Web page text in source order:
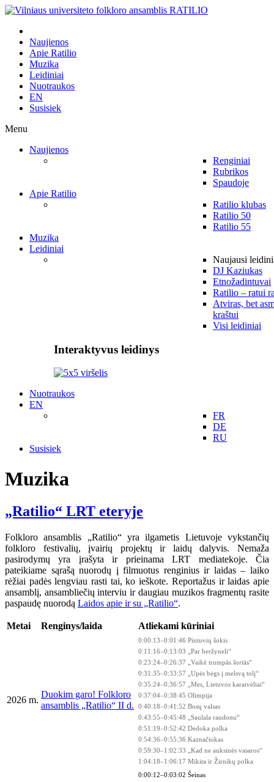
Naujienos
Apie Ratilio
Muzika
Leidiniai
Nuotraukos
EN
Susisiek
Menu
Naujienos
Renginiai
Rubrikos
Spaudoje
Apie Ratilio
Ratilio klubas
Ratilio 50
Ratilio 55
Muzika
Leidiniai
Naujausi
DJ Kaziukas
Etnožadintuvai
Ratilio – ratui
Atviras, bet
kraštui
Visi leidiniai
Interaktyvus leidinys
Nuotraukos
EN
FR
DE
RU
Susisiek
Muzika
„Ratilio“ LRT eteryje
Folkloro ansamblis „Ratilio“ yra ilgametis Lietuvoje vykstančių
folkloro festivalių, įvairių projektų ir laidų dalyvis. Nemaža
pasirodymų yra įrašyta ir prieinama LRT mediatekoje. Čia
pateikiame sąrašą nuorodų į filmuotus renginius ir laidas – laiko
rėžiai padės lengviau rasti tai, ko ieškote. Reportažus ir laidas apie
ansamblį, ansambliečių interviu ir daugiau muzikos fragmentų rasite
paspaudę nuorodą Laidos apie ir su „Ratilio“.
Metai Renginys/laida Atliekami kūriniai
2026 m.
Duokim garo! Folkloro
ansamblis „Ratilio“ II d.
0:00:13–0:01:46 Pintuvių šokis
0:11:16–0:13:03 „Par beržyneli“
0:23:24–0:26:37 „Vaikē trumpās šortās“
0:31:35–0:33:57 „Upės bėgs į melsvą tolį“
0:35:24–0:36:57 „Mes, Lietuvos karaivėliai“
0:37:04–0:38:45 Olimpija
0:40:18–0:41:52 Bosų valsas
0:43:55–0:45:48 „Saulala raudonu“
0:51:19–0:52:42 Dedoka polka
0:54:36–0:55:36 Kaznačiokas
0:59:30–1:02:33 „Kad ne auksinės vasaros“
1:04:18–1:06:17 Mikita ir Žirnikų polka
0:00:12–0:03:02 Šeinas